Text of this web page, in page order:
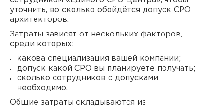
уточнить, во сколько обойдётся допуск СРО
архитекторов.
Затраты зависят от нескольких факторов,
среди которых:
какова специализация вашей компании;
допуск какой СРО вы планируете получать;
сколько сотрудников с допусками
необходимо.
Общие затраты складываются из